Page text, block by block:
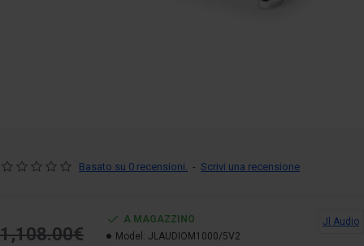
Basato su 0 recensioni. - Scrivi una recensione
1,108.00€
A MAGAZZINO
Model: JLAUDIOM1000/5V2
Jl Audio